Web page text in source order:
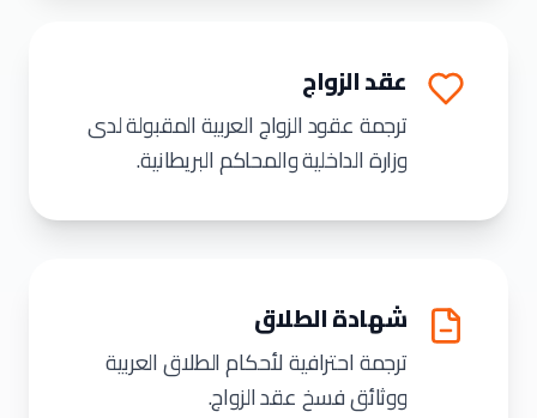
عقد الزواج
ترجمة عقود الزواج العربية المقبولة لدى
وزارة الداخلية والمحاكم البريطانية.
شهادة الطلاق
ترجمة احترافية لأحكام الطلاق العربية
ووثائق فسخ عقد الزواج.